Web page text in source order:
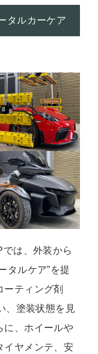
タルカーケア
は、外装から
タルケア”を提
ティング剤
、塗装状態を見
に、ホイールや
イヤメンテ、安